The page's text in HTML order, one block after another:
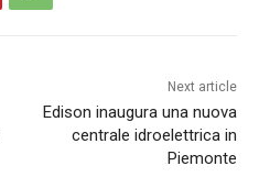
Next article
Edison inaugura una nuova
centrale idroelettrica in
Piemonte